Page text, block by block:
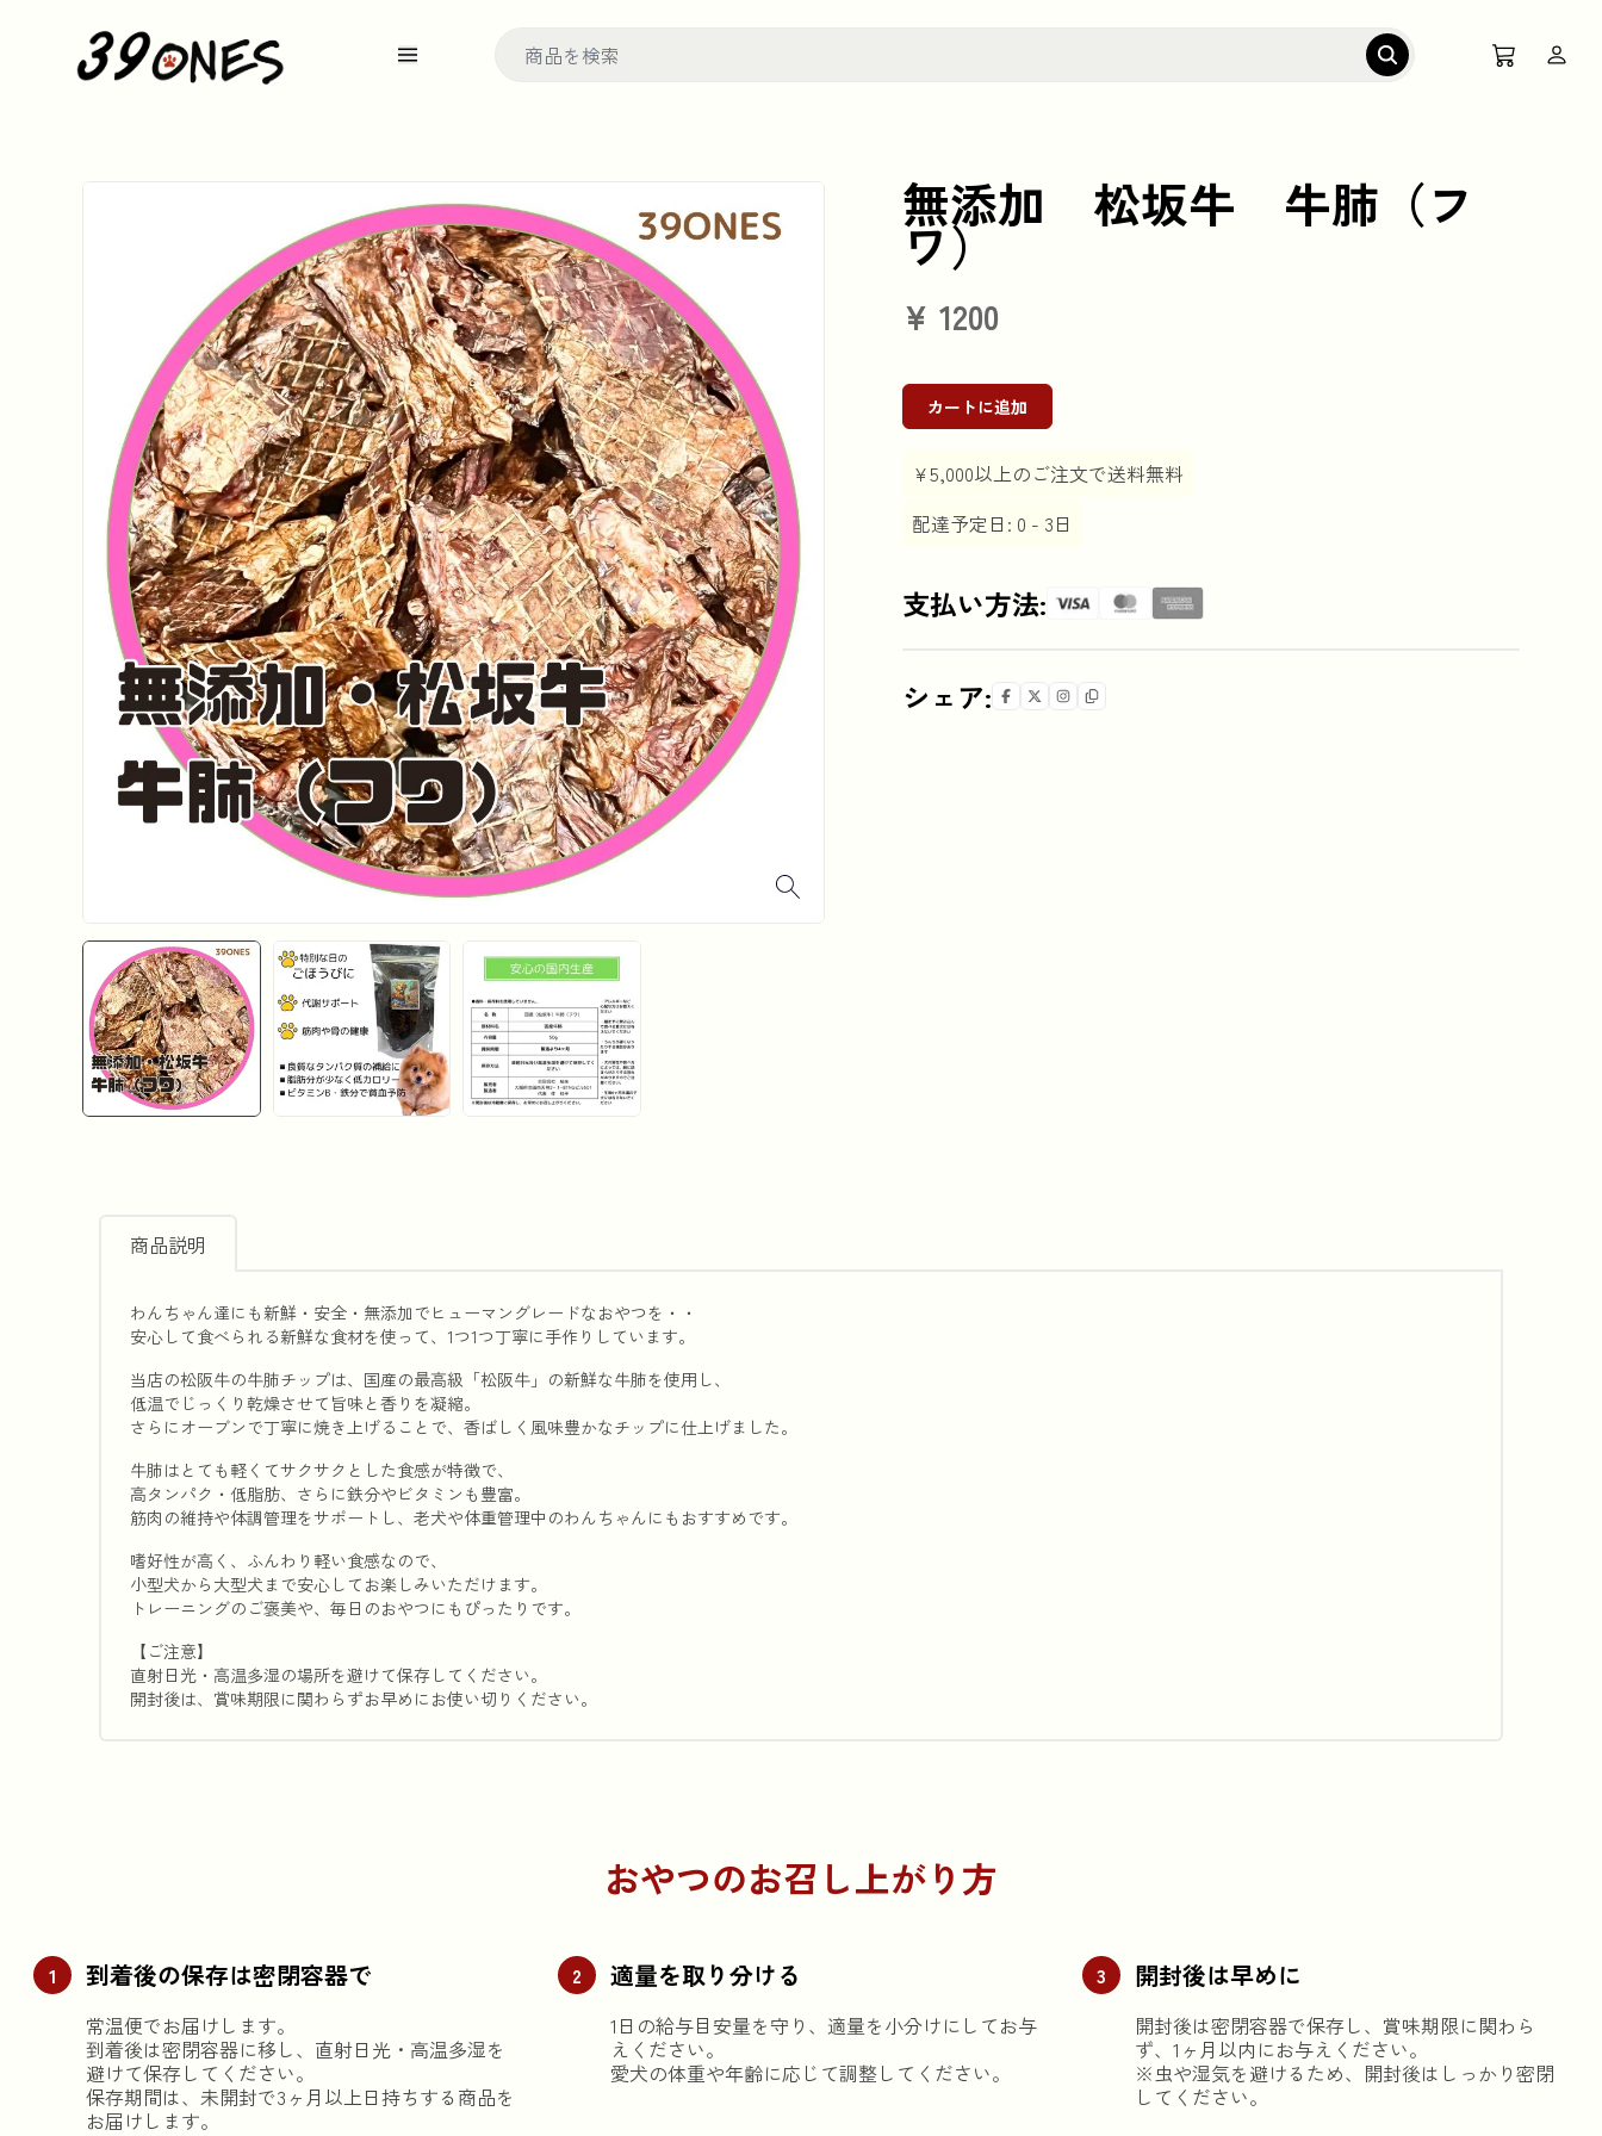
無添加 松坂牛 牛肺（フ
ワ）
¥ 1200
カートに追加
¥5,000以上のご注文で送料無料
配達予定日: 0 - 3日
支払い方法:
シェア:
商品説明
わんちゃん達にも新鮮・安全・無添加でヒューマングレードなおやつを・・
安心して食べられる新鮮な食材を使って、1つ1つ丁寧に手作りしています。
当店の松阪牛の牛肺チップは、国産の最高級「松阪牛」の新鮮な牛肺を使用し、
低温でじっくり乾燥させて旨味と香りを凝縮。
さらにオーブンで丁寧に焼き上げることで、香ばしく風味豊かなチップに仕上げました。
牛肺はとても軽くてサクサクとした食感が特徴で、
高タンパク・低脂肪、さらに鉄分やビタミンも豊富。
筋肉の維持や体調管理をサポートし、老犬や体重管理中のわんちゃんにもおすすめです。
嗜好性が高く、ふんわり軽い食感なので、
小型犬から大型犬まで安心してお楽しみいただけます。
トレーニングのご褒美や、毎日のおやつにもぴったりです。
【ご注意】
直射日光・高温多湿の場所を避けて保存してください。
開封後は、賞味期限に関わらずお早めにお使い切りください。
おやつのお召し上がり方
1 到着後の保存は密閉容器で
常温便でお届けします。
到着後は密閉容器に移し、直射日光・高温多湿を
避けて保存してください。
保存期間は、未開封で3ヶ月以上日持ちする商品を
2 適量を取り分ける
1日の給与目安量を守り、適量を小分けにしてお与
えください。
3 開封後は早めに
開封後は密閉容器で保存し、賞味期限に関わら
ず、1ヶ月以内にお与えください。
※虫や湿気を避けるため、開封後はしっかり密閉